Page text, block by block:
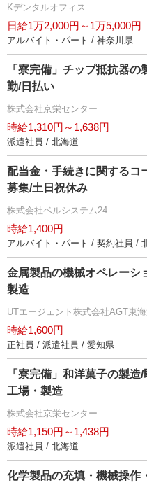
Kデンタルオフィス
日給1万2,000円～1万5,000円
アルバイト・パート / 神奈川県
「寮完備」チップ抵抗器の
勤/日払い
株式会社京栄センター
時給1,310円～1,638円
派遣社員 / 北海道
配当金・手続きに関するコ
募集/土日祝休み
株式会社ベルシステム24
時給1,400円
アルバイト・パート / 契約社員 /
金属製品の機械オペレーシ
製造
UTエージェント株式会社AGT東
時給1,600円
正社員 / 派遣社員 / 愛知県
「寮完備」和洋菓子の製
工場・製造
株式会社京栄センター
時給1,150円～1,438円
派遣社員 / 北海道
化学製品の充填・機械操作